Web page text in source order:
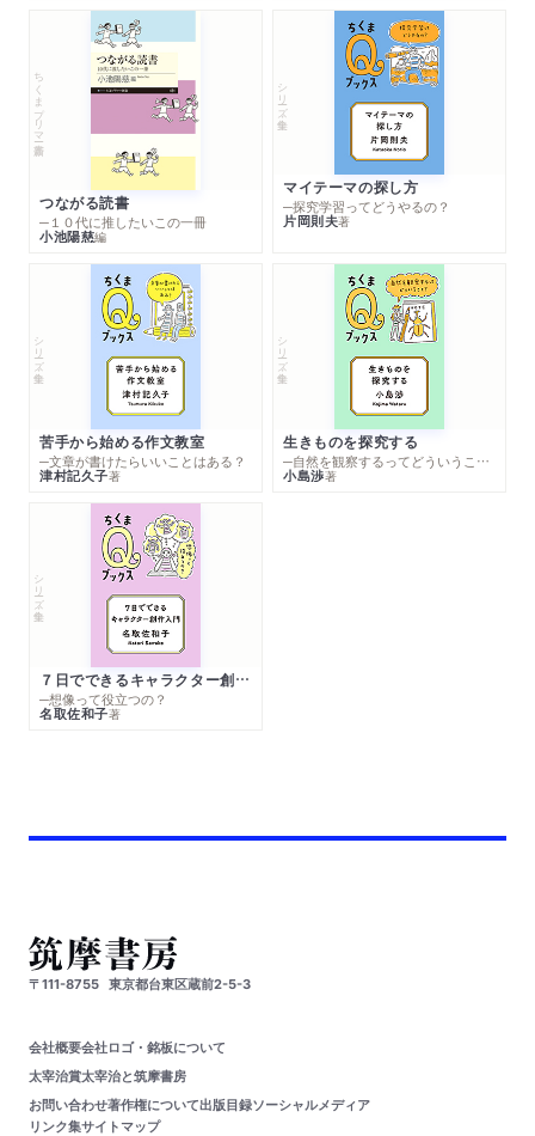
ちくまプリマー新書
つながる読書
─１０代に推したいこの一冊
小池陽慈編
シリーズ・全集
マイテーマの探し方
─探究学習ってどうやるの？
片岡則夫著
シリーズ・全集
苦手から始める作文教室
─文章が書けたらいいことはある？
津村記久子著
シリーズ・全集
生きものを探究する
─自然を観察するってどういうこと？
小島渉著
シリーズ・全集
７日でできるキャラクター創作入門
─想像って役立つの？
名取佐和子著
〒111-8755 東京都台東区蔵前2-5-3
会社概要会社ロゴ・銘板について
太宰治賞太宰治と筑摩書房
お問い合わせ著作権について出版目録ソーシャルメディア
リンク集サイトマップ